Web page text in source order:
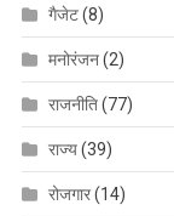
गैजेट(8)
मनोरंजन(2)
राजनीति(77)
राज्य(39)
रोजगार(14)